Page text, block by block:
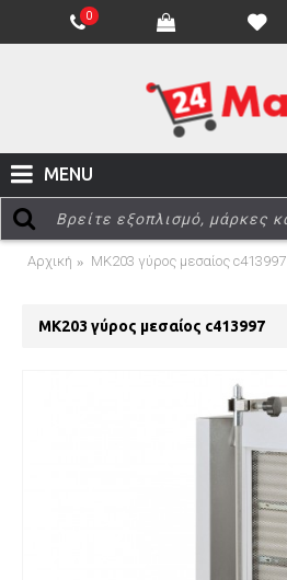
0
MENU
Αρχική MK203 γύρος μεσαίος c413997
MK203 γύρος μεσαίος c413997